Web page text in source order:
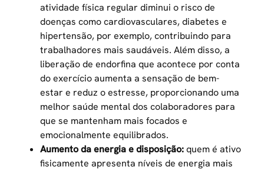
atividade física regular diminui o risco de
doenças como cardiovasculares, diabetes e
hipertensão, por exemplo, contribuindo para
trabalhadores mais saudáveis. Além disso, a
liberação de endorfina que acontece por conta
do exercício aumenta a sensação de bem-
estar e reduz o estresse, proporcionando uma
melhorsaúde mental dos colaboradores para
que se mantenham mais focados e
emocionalmente equilibrados.
Aumento da energia e disposição:quem é ativo
fisicamente apresenta níveis de energia mais